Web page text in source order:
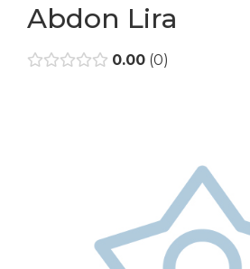
Abdon Lira
0.00 0